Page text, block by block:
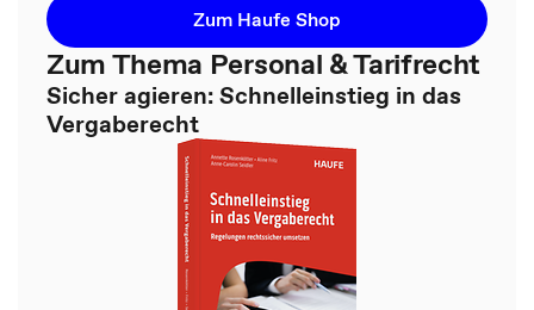
Zum Haufe Shop
Zum Thema Personal & Tarifrecht
Sicher agieren: Schnelleinstieg in das
Vergaberecht